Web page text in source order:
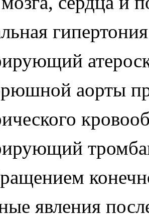
аорты
явления